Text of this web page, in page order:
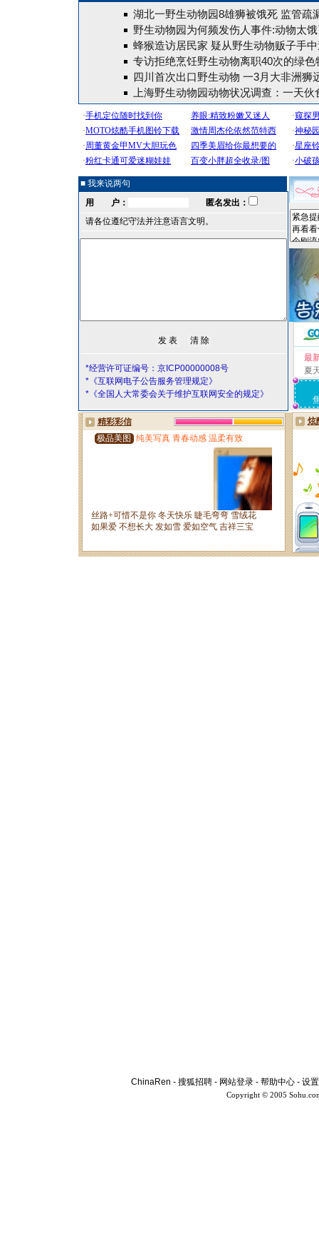
湖北一野生动物园8雄狮被饿死 监管疏
野生动物园为何频发伤人事件:动物太
蜂猴造访居民家 疑从野生动物贩子手
专访拒绝烹饪野生动物离职40次的绿色
四川首次出口野生动物 一3月大非洲狮
上海野生动物园动物状况调查：一天伙
■ 我来说两句
用 户：
匿名发出：
请各位遵纪守法并注意语言文明。
*经营许可证编号：京ICP00000008号
*《互联网电子公告服务管理规定》
*《全国人大常委会关于维护互联网安全的规定》
最
夏
ChinaRen - 搜狐招聘 - 网站登录 - 帮助中心 - 设
Copyright © 2005